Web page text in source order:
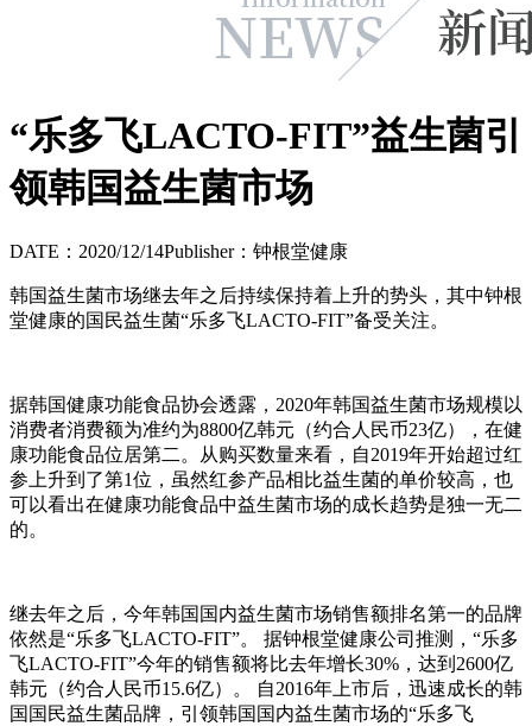
“乐多飞LACTO-FIT”益生菌引
领韩国益生菌市场
DATE：2020/12/14Publisher：钟根堂健康
韩国益生菌市场继去年之后持续保持着上升的势头，其中钟根
堂健康的国民益生菌“乐多飞LACTO-FIT”备受关注。
据韩国健康功能食品协会透露， 2020年韩国益生菌市场规模以
消费者消费额为准约为8800亿韩元（约合人民币23亿），在健
康功能食品位居第二。从购买数量来看，自2019年开始超过红
参上升到了第1位，虽然红参产品相比益生菌的单价较高，也
可以看出在健康功能食品中益生菌市场的成长趋势是独一无二
的。
继去年之后，今年韩国国内益生菌市场销售额排名第一的品牌
依然是“乐多飞LACTO-FIT”。 据钟根堂健康公司推测，“乐多
飞LACTO-FIT”今年的销售额将比去年增长30% ，达到 2600亿
韩元（约合人民币15.6亿）。 自2016年上市后，迅速成长的韩
国国民益生菌品牌，引领韩国国内益生菌市场的“乐多飞